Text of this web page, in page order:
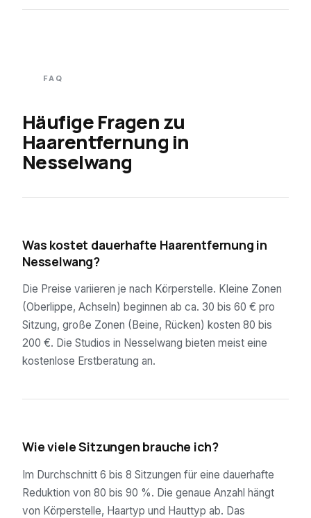
FAQ
Häufige Fragen zu
Haarentfernung in
Nesselwang
Was kostet dauerhafte Haarentfernung in
Nesselwang?
Die Preise variieren je nach Körperstelle. Kleine Zonen
(Oberlippe, Achseln) beginnen ab ca. 30 bis 60 € pro
Sitzung, große Zonen (Beine, Rücken) kosten 80 bis
200 €. Die Studios in Nesselwang bieten meist eine
kostenlose Erstberatung an.
Wie viele Sitzungen brauche ich?
Im Durchschnitt 6 bis 8 Sitzungen für eine dauerhafte
Reduktion von 80 bis 90 %. Die genaue Anzahl hängt
von Körperstelle, Haartyp und Hauttyp ab. Das